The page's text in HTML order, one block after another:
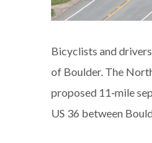
Bicyclists and
of Boulder. The
proposed 11‑mile
US 36 between